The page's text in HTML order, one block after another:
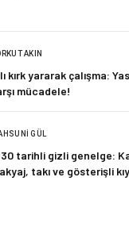
AKIN
kırk yararak çalışma:
mücadele!
GÜL
tarihli gizli genelge:
takı ve gösterişli